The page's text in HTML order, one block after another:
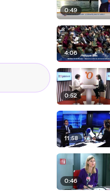
0:49
4:06
0:52
11:58
0:46